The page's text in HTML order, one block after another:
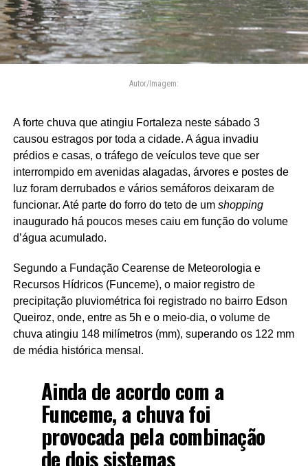
Autor/Imagem:
A forte chuva que atingiu Fortaleza neste sábado 3
causou estragos por toda a cidade. A água invadiu
prédios e casas, o tráfego de veículos teve que ser
interrompido em avenidas alagadas, árvores e postes de
luz foram derrubados e vários semáforos deixaram de
funcionar. Até parte do forro do teto de um shopping
inaugurado há poucos meses caiu em função do volume
d’água acumulado.
Segundo a Fundação Cearense de Meteorologia e
Recursos Hídricos (Funceme), o maior registro de
precipitação pluviométrica foi registrado no bairro Edson
Queiroz, onde, entre as 5h e o meio-dia, o volume de
chuva atingiu 148 milímetros (mm), superando os 122 mm
de média histórica mensal.
Ainda de acordo com a
Funceme, a chuva foi
provocada pela combinação
de dois sistemas